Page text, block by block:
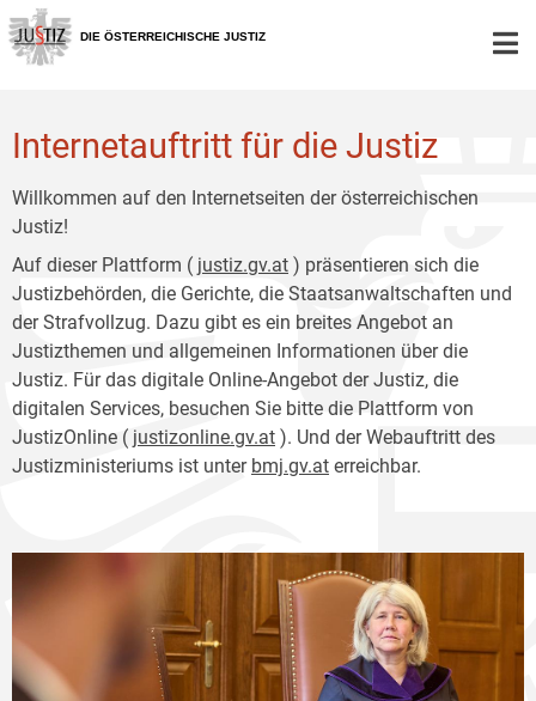
Zur
Hauptnavigation
[1]
Zum
Inhalt
[2]
DIE ÖSTERREICHISCHE JUSTIZ
Internetauftritt für die Justiz
Willkommen auf den Internetseiten der österreichischen
Justiz!
Auf dieser Plattform ( justiz.gv.at ) präsentieren sich die
Justizbehörden, die Gerichte, die Staatsanwaltschaften und
der Strafvollzug. Dazu gibt es ein breites Angebot an
Justizthemen und allgemeinen Informationen über die
Justiz. Für das digitale Online-Angebot der Justiz, die
digitalen Services, besuchen Sie bitte die Plattform von
JustizOnline ( justizonline.gv.at ). Und der Webauftritt des
Justizministeriums ist unter bmj.gv.at erreichbar.